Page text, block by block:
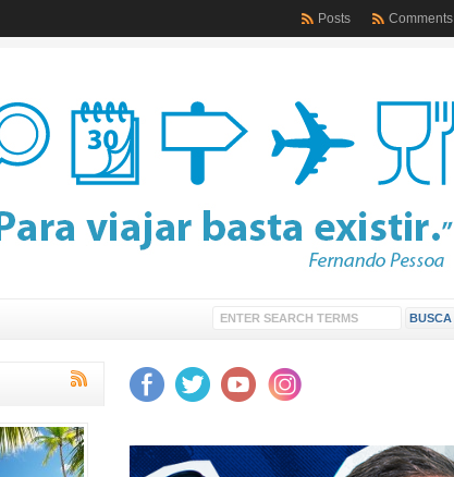
Comments
Posts